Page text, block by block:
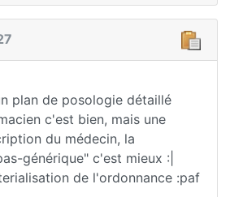
plan de posologie détaillé
c'est bien, mais une
du médecin, la
générique" c'est mieux :|
de l'ordonnance :paf